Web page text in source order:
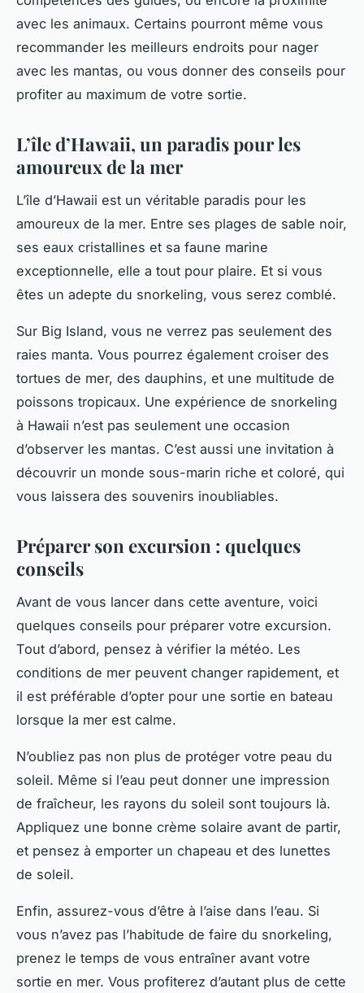
avec les animaux. Certains pourront même vous
recommander les meilleurs endroits pour nager
avec les mantas, ou vous donner des conseils pour
profiter au maximum de votre sortie.
L’île d’Hawaii, un paradis pour les
amoureux de la mer
L’île d’Hawaii est un véritable paradis pour les
amoureux de la mer. Entre ses plages de sable noir,
ses eaux cristallines et sa faune marine
exceptionnelle, elle a tout pour plaire. Et si vous
êtes un adepte du snorkeling, vous serez comblé.
Sur Big Island, vous ne verrez pas seulement des
raies manta. Vous pourrez également croiser des
tortues de mer, des dauphins, et une multitude de
poissons tropicaux. Une expérience de snorkeling
à Hawaii n’est pas seulement une occasion
d’observer les mantas. C’est aussi une invitation à
découvrir un monde sous-marin riche et coloré, qui
vous laissera des souvenirs inoubliables.
Préparer son excursion : quelques
conseils
Avant de vous lancer dans cette aventure, voici
quelques conseils pour préparer votre excursion.
Tout d’abord, pensez à vérifier la météo. Les
conditions de mer peuvent changer rapidement, et
il est préférable d’opter pour une sortie en bateau
lorsque la mer est calme.
N’oubliez pas non plus de protéger votre peau du
soleil. Même si l’eau peut donner une impression
de fraîcheur, les rayons du soleil sont toujours là.
Appliquez une bonne crème solaire avant de partir,
et pensez à emporter un chapeau et des lunettes
de soleil.
Enfin, assurez-vous d’être à l’aise dans l’eau. Si
vous n’avez pas l’habitude de faire du snorkeling,
prenez le temps de vous entraîner avant votre
sortie en mer. Vous profiterez d’autant plus de cette